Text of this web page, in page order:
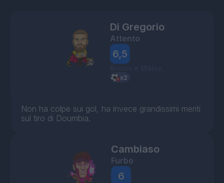
Di Gregorio
Attento
6,5
Non ha colpe sui gol, ha invece grandissimi meriti
sul tiro di Doumbia.
Cambiaso
Furbo
6